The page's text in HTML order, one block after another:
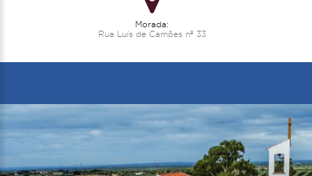
Morada:
Rua Luís de Camões nº 33